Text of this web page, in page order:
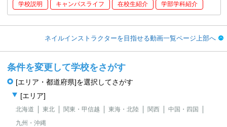
学校説明 キャンパスライフ 在校生紹介 学部学科紹介
ネイルインストラクターを目指せる動画一覧ページ上部へ
条件を変更して学校をさがす
[エリア・都道府県]を選択してさがす
[エリア]
北海道 東北 関東・甲信越 東海・北陸 関西
中国・四国
九州・沖縄